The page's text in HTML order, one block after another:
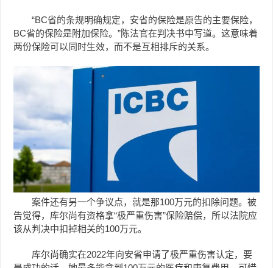
“BC省的条规明确规定，安省的保险是原告的主要保险，
BC省的保险是附加保险。”陈法官在判决书中写道。这意味着
两份保险可以同时生效，而不是互相排斥的关系。
案件还有另一个争议点，就是那100万元的扣除问题。被
告觉得，库尔尚有资格拿“极严重伤害”保险赔偿，所以法院应
该从判决中扣掉相关的100万元。
库尔尚确实在2022年向安省申请了极严重伤害认定，要